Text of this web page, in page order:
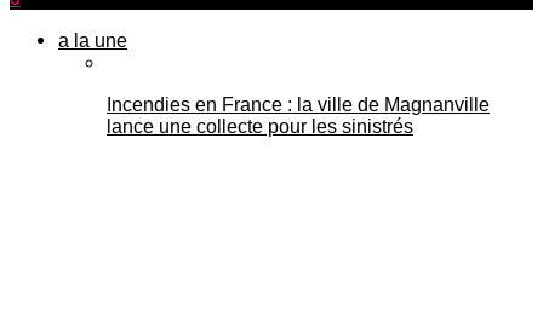
a la une
Incendies en France : la ville de Magnanville
lance une collecte pour les sinistrés